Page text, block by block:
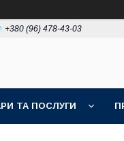
+380 (96) 478-43-03
ТА ПОСЛУГИ